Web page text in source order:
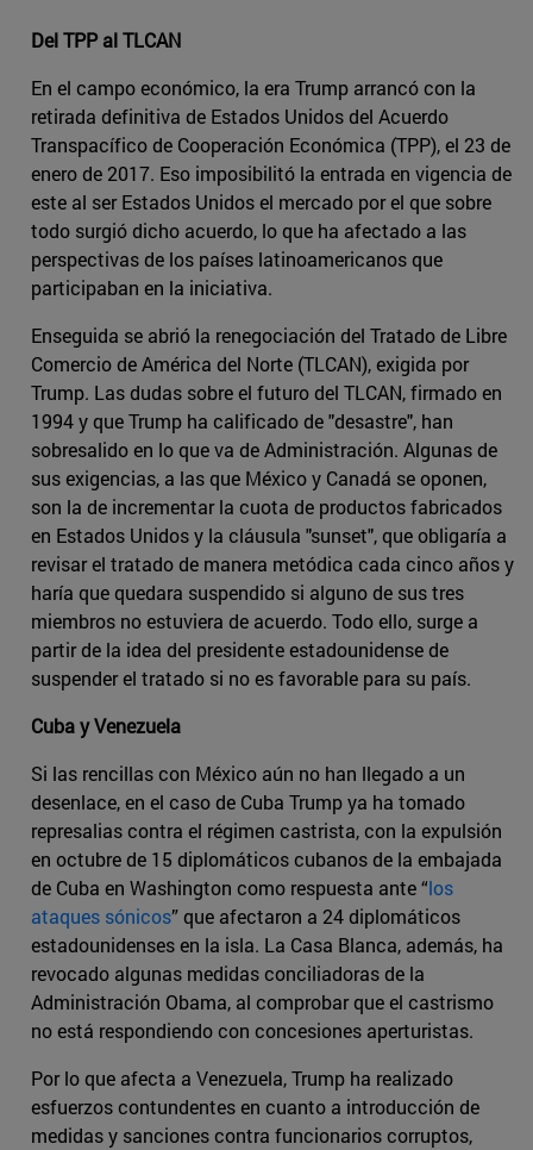
Del TPP al TLCAN
En el campo económico, la era Trump arrancó con la
retirada definitiva de Estados Unidos del Acuerdo
Transpacífico de Cooperación Económica (TPP), el 23 de
enero de 2017. Eso imposibilitó la entrada en vigencia de
este al ser Estados Unidos el mercado por el que sobre
todo surgió dicho acuerdo, lo que ha afectado a las
perspectivas de los países latinoamericanos que
participaban en la iniciativa.
Enseguida se abrió la renegociación del Tratado de Libre
Comercio de América del Norte (TLCAN), exigida por
Trump. Las dudas sobre el futuro del TLCAN, firmado en
1994 y que Trump ha calificado de "desastre", han
sobresalido en lo que va de Administración. Algunas de
sus exigencias, a las que México y Canadá se oponen,
son la de incrementar la cuota de productos fabricados
en Estados Unidos y la cláusula "sunset", que obligaría a
revisar el tratado de manera metódica cada cinco años y
haría que quedara suspendido si alguno de sus tres
miembros no estuviera de acuerdo. Todo ello, surge a
partir de la idea del presidente estadounidense de
suspender el tratado si no es favorable para su país.
Cuba y Venezuela
Si las rencillas con México aún no han llegado a un
desenlace, en el caso de Cuba Trump ya ha tomado
represalias contra el régimen castrista, con la expulsión
en octubre de 15 diplomáticos cubanos de la embajada
de Cuba en Washington como respuesta ante “los
ataques sónicos” que afectaron a 24 diplomáticos
estadounidenses en la isla. La Casa Blanca, además, ha
revocado algunas medidas conciliadoras de la
Administración Obama, al comprobar que el castrismo
no está respondiendo con concesiones aperturistas.
Por lo que afecta a Venezuela, Trump ha realizado
esfuerzos contundentes en cuanto a introducción de
medidas y sanciones contra funcionarios corruptos,